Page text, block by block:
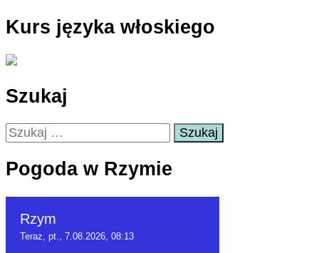
Kurs języka włoskiego
Szukaj
Szukaj:
Pogoda w Rzymie